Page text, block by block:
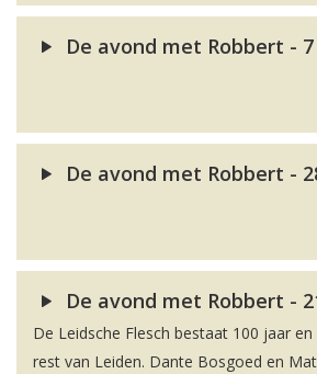
De avond met Robbert -
De avond met Robbert -
De avond met Robbert -
De Leidsche Flesch bestaat 100 jaar
rest van Leiden. Dante Bosgoed en